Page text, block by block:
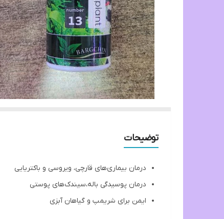
توضیحات
درمان بیماری‌های قارچی، ویروسی و باکتریایی
درمان پوسیدگی باله،سیندک‌های پوستی
ایمن برای شریمپ و گیاهان آبزی